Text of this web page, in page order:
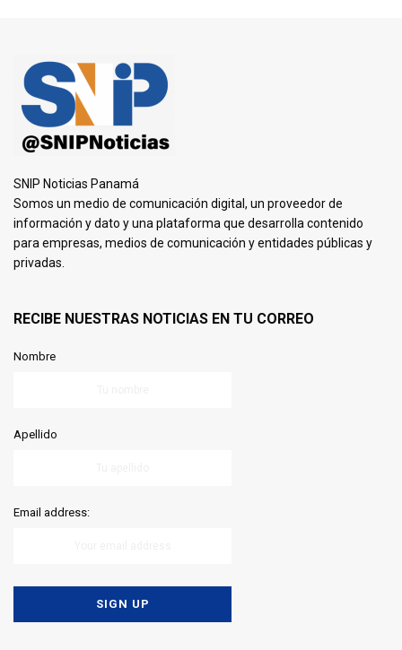
SNIP Noticias Panamá
Somos un medio de comunicación digital, un proveedor de
información y dato y una plataforma que desarrolla contenido
para empresas, medios de comunicación y entidades públicas y
privadas.
RECIBE NUESTRAS NOTICIAS EN TU CORREO
Nombre
Apellido
Email address: